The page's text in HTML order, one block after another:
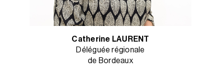
Catherine LAURENT
Déléguée régionale
de Bordeaux